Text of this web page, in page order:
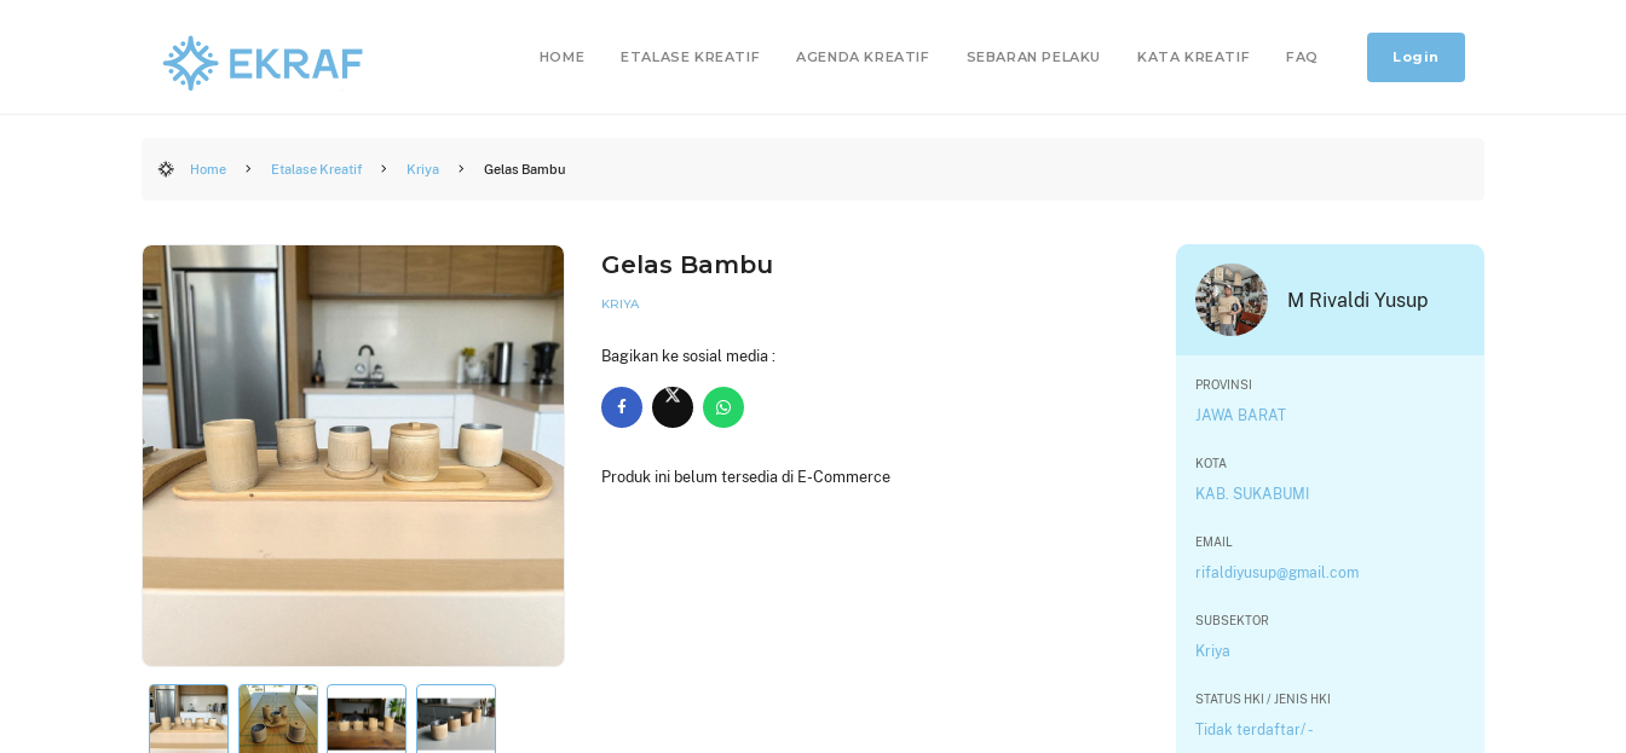
HOME ETALASE KREATIF AGENDA KREATIF SEBARAN PELAKU KATA KREATIF FAQ Login
Home Etalase Kreatif Kriya Gelas Bambu
Gelas Bambu
KRIYA
Bagikan ke sosial media :
Produk ini belum tersedia di E-Commerce
M Rivaldi Yusup
PROVINSI
JAWA BARAT
KOTA
KAB. SUKABUMI
EMAIL
rifaldiyusup@gmail.com
SUBSEKTOR
Kriya
STATUS HKI / JENIS HKI
Tidak terdaftar/ -